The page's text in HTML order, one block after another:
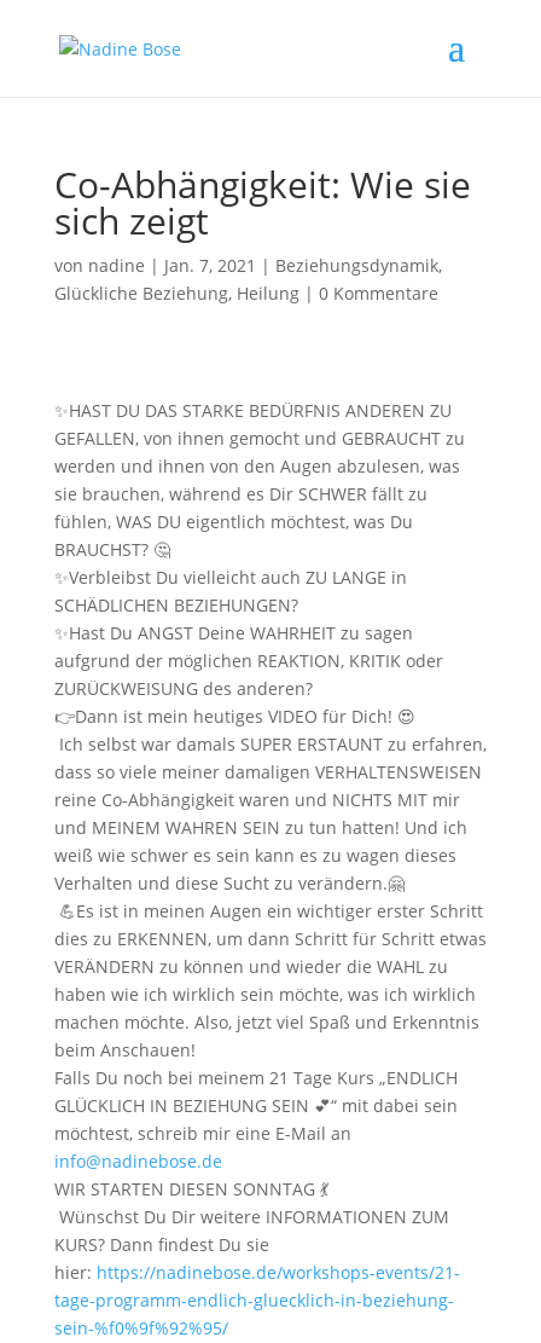
Co-Abhängigkeit: Wie sie
sich zeigt
von nadine | Jan. 7, 2021 | Beziehungsdynamik,
Glückliche Beziehung, Heilung| 0 Kommentare
✨HAST DU DAS STARKE BEDÜRFNIS ANDEREN ZU
GEFALLEN, von ihnen gemocht und GEBRAUCHT zu
werden und ihnen von den Augen abzulesen, was
sie brauchen, während es Dir SCHWER fällt zu
fühlen, WAS DU eigentlich möchtest, was Du
BRAUCHST? 🤔
✨Verbleibst Du vielleicht auch ZU LANGE in
SCHÄDLICHEN BEZIEHUNGEN?
✨Hast Du ANGST Deine WAHRHEIT zu sagen
aufgrund der möglichen REAKTION, KRITIK oder
ZURÜCKWEISUNG des anderen?
👉Dann ist mein heutiges VIDEO für Dich! 😍
Ich selbst war damals SUPER ERSTAUNT zu erfahren,
dass so viele meiner damaligen VERHALTENSWEISEN
reine Co-Abhängigkeit waren und NICHTS MIT mir
und MEINEM WAHREN SEIN zu tun hatten! Und ich
weiß wie schwer es sein kann es zu wagen dieses
Verhalten und diese Sucht zu verändern.🤗
💪Es ist in meinen Augen ein wichtiger erster Schritt
dies zu ERKENNEN, um dann Schritt für Schritt etwas
VERÄNDERN zu können und wieder die WAHL zu
haben wie ich wirklich sein möchte, was ich wirklich
machen möchte. Also, jetzt viel Spaß und Erkenntnis
beim Anschauen!
Falls Du noch bei meinem 21 Tage Kurs „ENDLICH
GLÜCKLICH IN BEZIEHUNG SEIN 💕“ mit dabei sein
möchtest, schreib mir eine E-Mail an
info@nadinebose.de
WIR STARTEN DIESEN SONNTAG 💃
Wünschst Du Dir weitere INFORMATIONEN ZUM
KURS? Dann findest Du sie
hier: https://nadinebose.de/workshops-events/21-
tage-programm-endlich-gluecklich-in-beziehung-
sein-%f0%9f%92%95/